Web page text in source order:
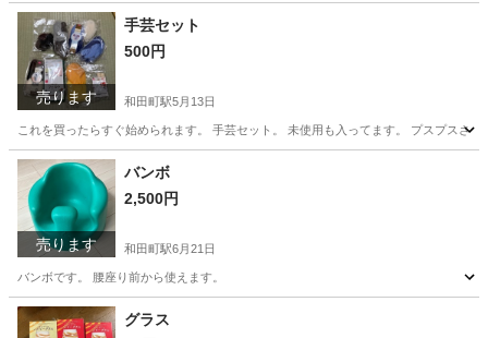
売ります
手芸セット
500円
和田町駅5月13日
これを買ったらすぐ始められます。 手芸セット。 未使用も入ってます。 プスプスさ
神奈川 横浜市 和田町駅
売ります
バンボ
2,500円
和田町駅6月21日
バンボです。 腰座り前から使えます。
神奈川 横浜市 和田町駅
グラス